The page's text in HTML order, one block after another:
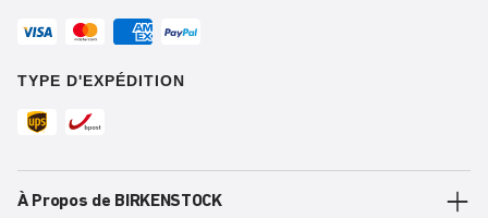
TYPE D'EXPÉDITION
À Propos de BIRKENSTOCK